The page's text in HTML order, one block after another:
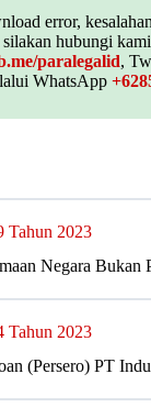
error,
hubungi
paralegalid,
WhatsApp
Tahun 2023
Negara
Tahun 2023
(Persero) PT